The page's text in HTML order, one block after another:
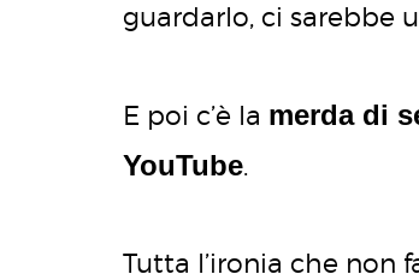
guardarlo, ci sarebbe
E poi c’è la merda di
YouTube.
Tutta l’ironia che non